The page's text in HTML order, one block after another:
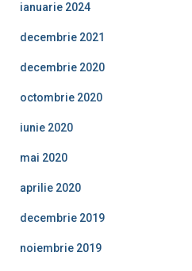
ianuarie 2024
decembrie 2021
decembrie 2020
octombrie 2020
iunie 2020
mai 2020
aprilie 2020
decembrie 2019
noiembrie 2019